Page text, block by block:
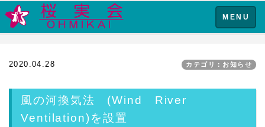
Toggle
navigation
MENU
2020.04.28 カテゴリ：お知らせ
風の河換気法 (Wind River
Ventilation)を設置